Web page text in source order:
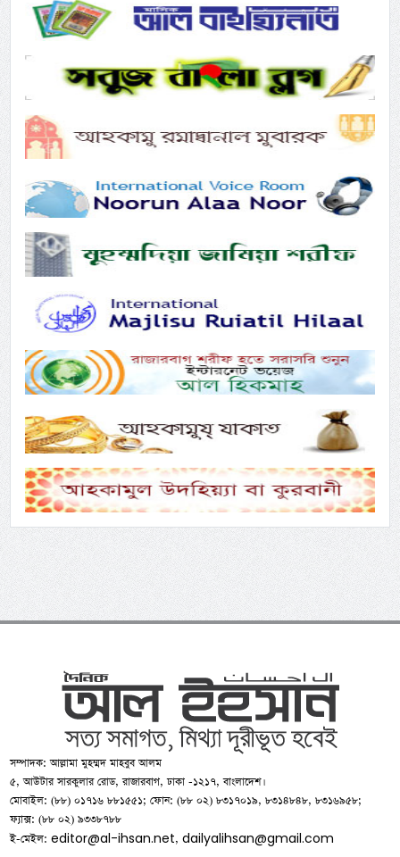
সম্পাদক: আল্লামা মুহম্মদ মাহবুব আলম
৫, আউটার সারকুলার রোড, রাজারবাগ, ঢাকা -১২১৭, বাংলাদেশ।
মোবাইল: (৮৮) ০১৭১৬ ৮৮১৫৫১; ফোন: (৮৮ ০২) ৮৩১৭০১৯, ৮৩১৪৮৪৮, ৮৩১৬৯৫৮;
ফ্যাক্স: (৮৮ ০২) ৯৩৩৮৭৮৮
ই-মেইল:editor@al-ihsan.net,dailyalihsan@gmail.com